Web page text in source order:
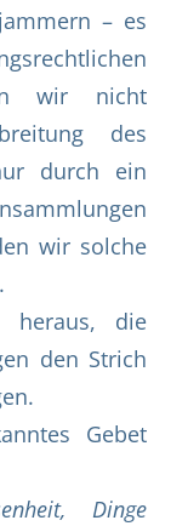
– es
wir nicht
des
durch ein
wir solche
heraus, die
den Strich
Gebet
Dinge